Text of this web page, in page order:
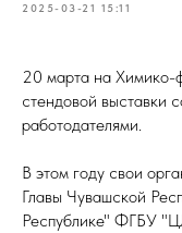
2025-03-21 15:11
20 марта на Химико-
стендовой выставки
работодателями.
В этом году свои
Главы Чувашской
Республике" ФГБУ